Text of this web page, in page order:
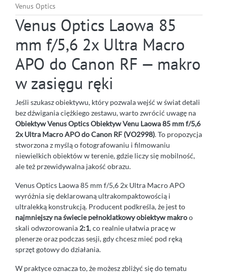
Venus Optics
Venus Optics Laowa 85
mm f/5,6 2x Ultra Macro
APO do Canon RF — makro
w zasięgu ręki
Jeśli szukasz obiektywu, który pozwala wejść w świat detali
bez dźwigania ciężkiego zestawu, warto zwrócić uwagę na
Obiektyw Venus Optics Obiektyw Venu Laowa 85 mm f/5,6
2x Ultra Macro APO do Canon RF (VO2998). To propozycja
stworzona z myślą o fotografowaniu i filmowaniu
niewielkich obiektów w terenie, gdzie liczy się mobilność,
ale też przewidywalna jakość obrazu.
Venus Optics Laowa 85 mm f/5,6 2x Ultra Macro APO
wyróżnia się deklarowaną ultrakompaktowością i
ultralekką konstrukcją. Producent podkreśla, że jest to
najmniejszy na świecie pełnoklatkowy obiektyw makroo
skali odwzorowania 2:1, co realnie ułatwia pracę w
plenerze oraz podczas sesji, gdy chcesz mieć pod ręką
sprzęt gotowy do działania.
W praktyce oznacza to, że możesz zbliżyć się do tematu